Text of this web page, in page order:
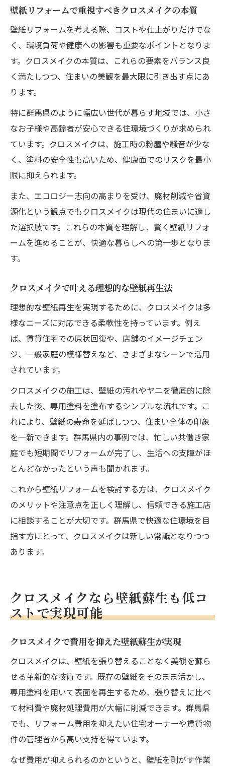
壁紙リフォームで重視すべきクロスメイクの本質
壁紙リフォームを考える際、コストや仕上がりだけでな
く、環境負荷や健康への影響も重要なポイントとなりま
す。クロスメイクの本質は、これらの要素をバランス良
く満たしつつ、住まいの美観を最大限に引き出す点にあ
ります。
特に群馬県のように幅広い世代が暮らす地域では、小さ
なお子様や高齢者が安心できる住環境づくりが求められ
ています。クロスメイクは、施工時の粉塵や騒音が少な
く、塗料の安全性も高いため、健康面でのリスクを最小
限に抑えられます。
また、エコロジー志向の高まりを受け、廃材削減や省資
源化という観点でもクロスメイクは現代の住まいに適し
た選択肢です。これらの本質を理解し、賢く壁紙リフォ
ームを進めることが、快適な暮らしへの第一歩となりま
す。
クロスメイクで叶える理想的な壁紙再生法
理想的な壁紙再生を実現するために、クロスメイクは多
様なニーズに対応できる柔軟性を持っています。例え
ば、賃貸住宅での原状回復や、店舗のイメージチェン
ジ、一般家庭の模様替えなど、さまざまなシーンで活用
されています。
クロスメイクの施工は、壁紙の汚れやヤニを徹底的に除
去した後、専用塗料を塗布するシンプルな流れです。こ
れにより、壁紙の寿命を延ばしつつ、住まい全体の印象
を一新できます。群馬県内の事例では、忙しい共働き家
庭でも短期間でリフォームが完了し、生活への支障がほ
とんどなかったという声も聞かれます。
これから壁紙リフォームを検討する方は、クロスメイク
のメリットや注意点を正しく理解し、信頼できる施工店
に相談することが大切です。群馬県で快適な住環境を目
指す方にとって、クロスメイクは新しい常識となりつつ
あります。
クロスメイクなら壁紙蘇生も低コ
ストで実現可能
クロスメイクで費用を抑えた壁紙蘇生が実現
クロスメイクは、壁紙を張り替えることなく美観を蘇ら
せる革新的な技術です。既存の壁紙をそのまま活かし、
専用塗料を用いて表面を再生するため、張り替えに比べ
て材料費や廃材処理費用が大幅に削減できます。群馬県
でも、リフォーム費用を抑えたい住宅オーナーや賃貸物
件の管理者から高い支持を得ています。
なぜ費用が抑えられるのかというと、壁紙を剥がす作業